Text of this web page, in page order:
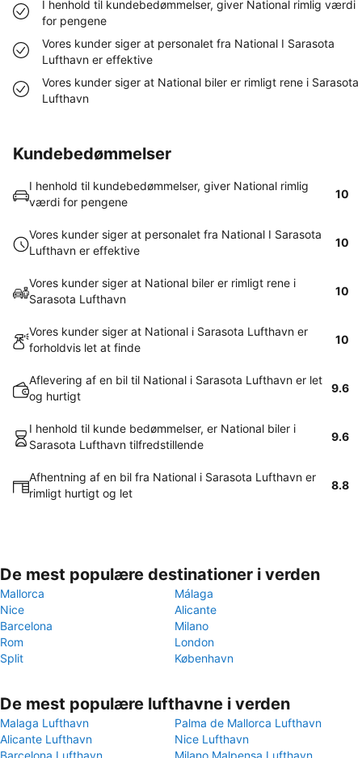
I henhold til kundebedømmelser, giver National rimlig værdi
for pengene
Vores kunder siger at personalet fra National I Sarasota
Lufthavn er effektive
Vores kunder siger at National biler er rimligt rene i Sarasota
Lufthavn
Kundebedømmelser
I henhold til kundebedømmelser, giver National rimlig
værdi for pengene
10
Vores kunder siger at personalet fra National I Sarasota
Lufthavn er effektive
10
Vores kunder siger at National biler er rimligt rene i
Sarasota Lufthavn
10
Vores kunder siger at National i Sarasota Lufthavn er
forholdvis let at finde
10
Aflevering af en bil til National i Sarasota Lufthavn er let
og hurtigt
9.6
I henhold til kunde bedømmelser, er National biler i
Sarasota Lufthavn tilfredstillende
9.6
Afhentning af en bil fra National i Sarasota Lufthavn er
rimligt hurtigt og let
8.8
De mest populære destinationer i verden
Mallorca
Málaga
Nice
Alicante
Barcelona
Milano
Rom
London
Split
København
De mest populære lufthavne i verden
Malaga Lufthavn
Palma de Mallorca Lufthavn
Alicante Lufthavn
Nice Lufthavn
Barcelona Lufthavn
Milano Malpensa Lufthavn